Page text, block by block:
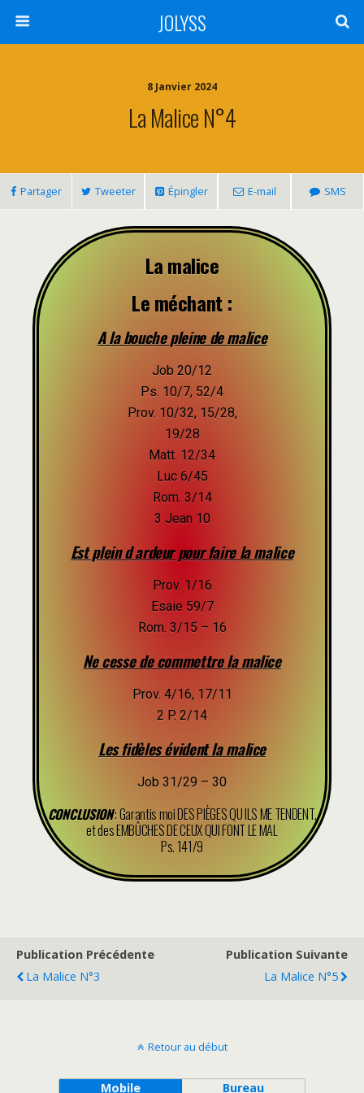
JOLYSS
8 Janvier 2024
La Malice N°4
Partager Tweeter Épingler E-mail SMS
La malice
Le méchant :
A la bouche pleine de malice
Job 20/12
Ps. 10/7, 52/4
Prov. 10/32, 15/28,
19/28
Matt. 12/34
Luc 6/45
Rom. 3/14
3 Jean 10
Est plein d ardeur pour faire la malice
Prov. 1/16
Esaie 59/7
Rom. 3/15 – 16
Ne cesse de commettre la malice
Prov. 4/16, 17/11
2 P. 2/14
Les fidèles évident la malice
Job 31/29 – 30
CONCLUSION: Garantis moi DES PIÈGES QU ILS ME TENDENT,
et des EMBÛCHES DE CEUX QUI FONT LE MAL
Ps. 141/9
Publication Précédente
La Malice N°3
Publication Suivante
La Malice N°5
Retour au début
Mobile Bureau